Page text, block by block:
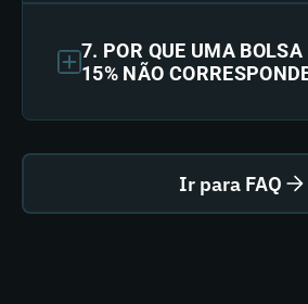
7. POR QUE UMA
15% NÃO
Ir para FAQ